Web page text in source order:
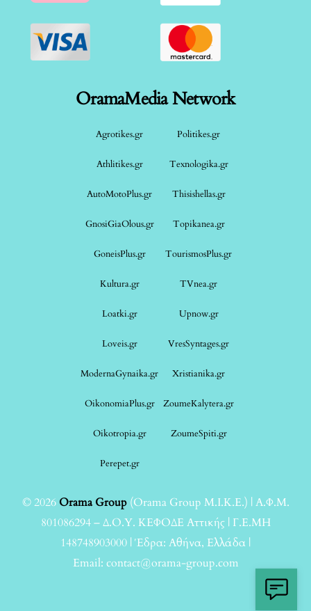
OramaMedia Network
Agrotikes.gr Politikes.gr
Athlitikes.gr Texnologika.gr
AutoMotoPlus.gr Thisishellas.gr
GnosiGiaOlous.gr Topikanea.gr
GoneisPlus.gr TourismosPlus.gr
Kultura.gr TVnea.gr
Loatki.gr Upnow.gr
Loveis.gr VresSyntages.gr
ModernaGynaika.gr Xristianika.gr
OikonomiaPlus.gr ZoumeKalytera.gr
Oikotropia.gr ZoumeSpiti.gr
Perepet.gr
© 2026Orama Group(Orama Group Μ.Ι.Κ.Ε.) | Α.Φ.Μ.
801086294 – Δ.Ο.Υ. ΚΕΦΟΔΕ Αττικής | Γ.Ε.ΜΗ
148748903000 | Έδρα: Αθήνα, Ελλάδα |
Email: contact@orama-group.com